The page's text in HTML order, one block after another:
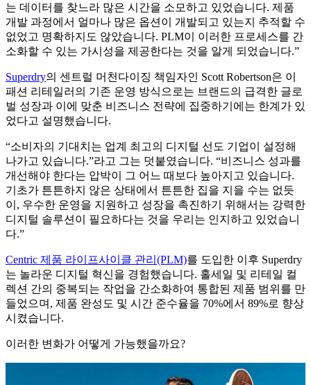
는 데이터를 찾느라 많은 시간을 소모하고 있었습니다. 제품
개발 과정에서 얼마나 많은 옵션이 개발되고 있는지 추적할 수
없었고 명확하지도 않았습니다. PLM이 이러한 프로세스를 간
소화할 수 있는 가시성을 제공한다는 것을 알게 되었습니다.”
Superdry의 센트럴 머천다이징 책임자인 Scott Robertson은 이
패션 리테일러의 기존 운영 방식으로는 브랜드의 급격한 글로
벌 성장과 이에 맞춘 비즈니스 전략에 집중하기에는 한계가 있
었다고 설명했습니다.
“소비자의 기대치는 업계 최고의 디지털 선도 기업이 설정해
나가고 있습니다.”라고 그는 덧붙였습니다. “비즈니스 성과를
개선해야 한다는 압박이 그 어느 때보다 높아지고 있습니다.
기초가 튼튼하지 않은 상태에서 튼튼한 집을 지을 수는 없듯
이, 우수한 운영을 지원하고 성장을 촉진하기 위해서는 강력한
디지털 솔루션이 필요하다는 것을 우리는 인지하고 있었습니
다.”
Centric 제품 라이프사이클 관리(PLM)를 도입한 이후 Superdry
는 놀라운 디지털 혁신을 경험했습니다. 홀세일 및 리테일 컬
렉션 간의 중복되는 작업을 간소화하여 통합된 제품 범위를 만
들었으며, 제품 완성도 및 시간 준수율을 70%에서 89%로 향상
시켰습니다.
이러한 변화가 어떻게 가능했을까요?